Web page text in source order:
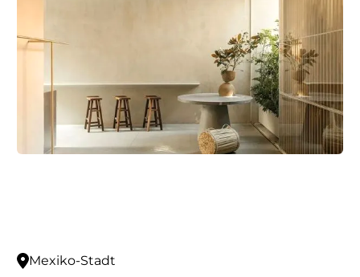
Mexiko-Stadt